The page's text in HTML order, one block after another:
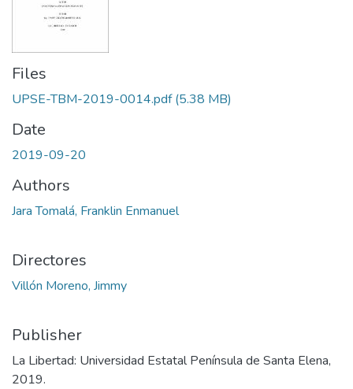
Files
UPSE-TBM-2019-0014.pdf(5.38 MB)
Date
2019-09-20
Authors
Jara Tomalá, Franklin Enmanuel
Directores
Villón Moreno, Jimmy
Publisher
La Libertad: Universidad Estatal Península de Santa Elena,
2019.